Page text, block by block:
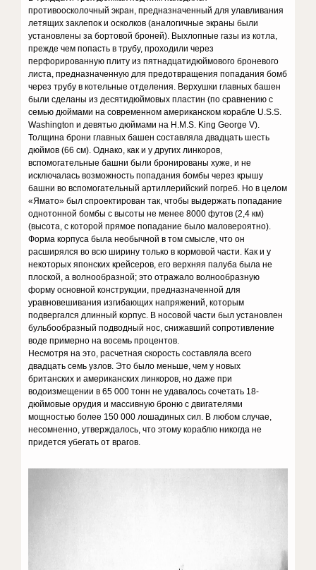
противоосколочный экран, предназначенный для улавливания
летящих заклепок и осколков (аналогичные экраны были
установлены за бортовой броней). Выхлопные газы из котла,
прежде чем попасть в трубу, проходили через
перфорированную плиту из пятнадцатидюймового броневого
листа, предназначенную для предотвращения попадания бомб
через трубу в котельные отделения. Верхушки главных башен
были сделаны из десятидюймовых пластин (по сравнению с
семью дюймами на современном американском корабле U.S.S.
Washington и девятью дюймами на H.M.S. King George V).
Толщина брони главных башен составляла двадцать шесть
дюймов (66 см). Однако, как и у других линкоров,
вспомогательные башни были бронированы хуже, и не
исключалась возможность попадания бомбы через крышу
башни во вспомогательный артиллерийский погреб. Но в целом
«Ямато» был спроектирован так, чтобы выдержать попадание
однотонной бомбы с высоты не менее 8000 футов (2,4 км)
(высота, с которой прямое попадание было маловероятно).
Форма корпуса была необычной в том смысле, что он
расширялся во всю ширину только в кормовой части. Как и у
некоторых японских крейсеров, его верхняя палуба была не
плоской, а волнообразной; это отражало волнообразную
форму основной конструкции, предназначенной для
уравновешивания изгибающих напряжений, которым
подвергался длинный корпус. В носовой части был установлен
бульбообразный подводный нос, снижавший сопротивление
воде примерно на восемь процентов.
Несмотря на это, расчетная скорость составляла всего
двадцать семь узлов. Это было меньше, чем у новых
британских и американских линкоров, но даже при
водоизмещении в 65 000 тонн не удавалось сочетать 18-
дюймовые орудия и массивную броню с двигателями
мощностью более 150 000 лошадиных сил. В любом случае,
несомненно, утверждалось, что этому кораблю никогда не
придется убегать от врагов.